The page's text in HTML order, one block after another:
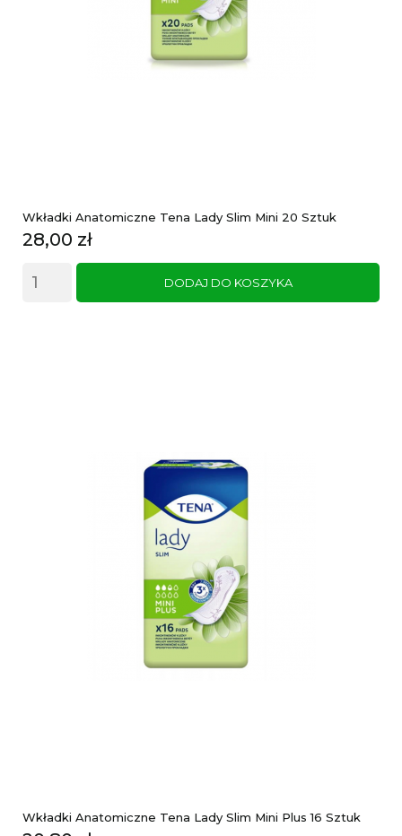
Wkładki Anatomiczne Tena Lady Slim Mini 20 Sztuk
Cena
28,00 zł
DODAJ DO KOSZYKA
Wkładki Anatomiczne Tena Lady Slim Mini Plus 16 Sztuk